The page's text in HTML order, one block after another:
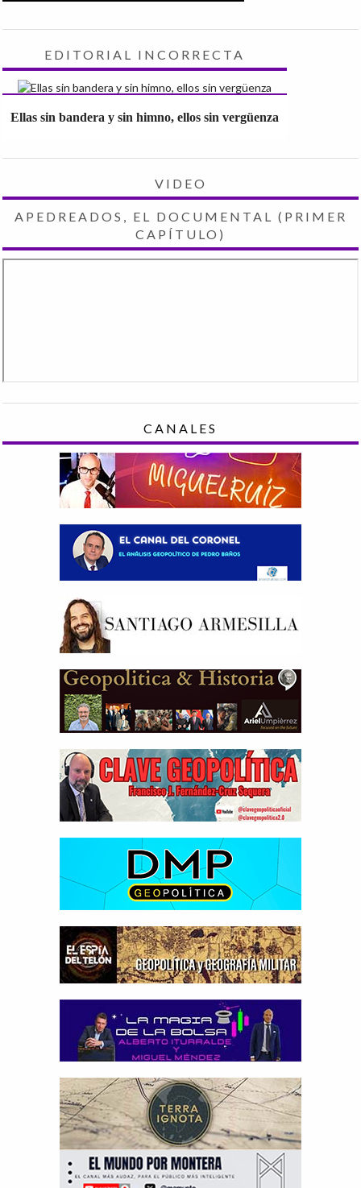
EDITORIAL INCORRECTA
Ellas sin bandera y sin himno, ellos sin vergüenza
VIDEO
APEDREADOS, EL DOCUMENTAL (PRIMER
CAPÍTULO)
CANALES